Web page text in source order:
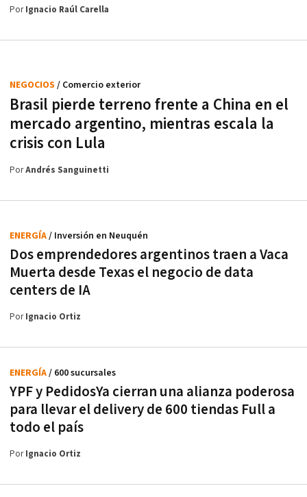
PorIgnacio Raúl Carella
Brasil pierde terreno frente a China en el
mercado argentino, mientras escala la
crisis con Lula
NEGOCIOS / Comercio exterior
PorAndrés Sanguinetti
Dos emprendedores argentinos traen a Vaca
Muerta desde Texas el negocio de data
centers de IA
ENERGÍA/ Inversión en Neuquén
PorIgnacio Ortiz
YPF y PedidosYa cierran una alianza poderosa
para llevar el delivery de 600 tiendas Full a
todo el país
ENERGÍA/ 600 sucursales
PorIgnacio Ortiz